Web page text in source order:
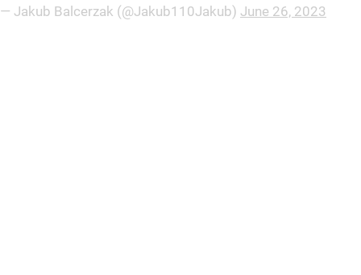
— Jakub Balcerzak (@Jakub110Jakub) June 26, 2023